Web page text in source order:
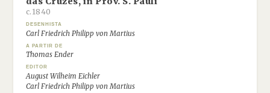
c.1840
DESENHISTA
Carl Friedrich Philipp von Martius
A PARTIR DE
Thomas Ender
EDITOR
August Wilheim Eichler
Carl Friedrich Philipp von Martius